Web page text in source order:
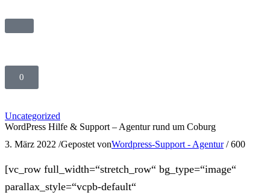
0
Uncategorized
WordPress Hilfe & Support – Agentur rund um Coburg
3. März 2022 /Gepostet vonWordpress-Support - Agentur / 600
[vc_row full_width=“stretch_row“ bg_type=“image“
parallax_style=“vcpb-default“